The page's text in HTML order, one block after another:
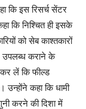
कि इस रिसर्च सेंटर
कि निश्चित ही इसके
को सेब काश्तकारों
उपलब्ध कराने के
कर लें कि फील्ड
कहा कि धामी
करने की दिशा में